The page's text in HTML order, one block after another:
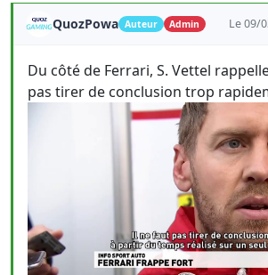
QuozPowa Auteur Admin Le 09/
Du côté de Ferrari, S. Vettel
pas tirer de conclusion trop